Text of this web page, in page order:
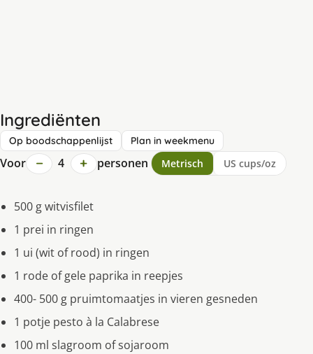
Ingrediënten
Op boodschappenlijst Plan in weekmenu
Voor − 4 + personen Metrisch US cups/oz
500 g witvisfilet
1 prei in ringen
1 ui (wit of rood) in ringen
1 rode of gele paprika in reepjes
400- 500 g pruimtomaatjes in vieren gesneden
1 potje pesto à la Calabrese
100 ml slagroom of sojaroom